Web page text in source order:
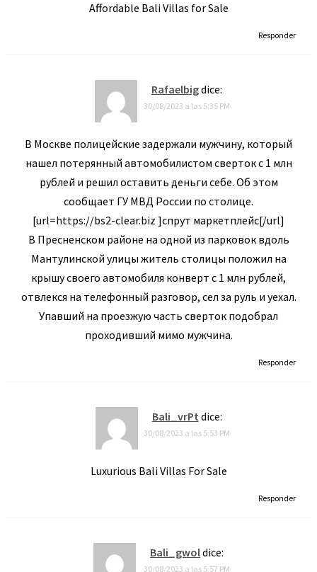
Affordable Bali Villas for Sale
Responder
Rafaelbigdice:
30/08/2023 a las 5:35 PM
В Москве полицейские задержали мужчину, который
нашел потерянный автомобилистом сверток с 1 млн
рублей и решил оставить деньги себе. Об этом
сообщает ГУ МВД России по столице.
[url=https://bs2-clear.biz ]спрут маркетплейс[/url]
В Пресненском районе на одной из парковок вдоль
Мантулинской улицы житель столицы положил на
крышу своего автомобиля конверт с 1 млн рублей,
отвлекся на телефонный разговор, сел за руль и уехал.
Упавший на проезжую часть сверток подобрал
проходивший мимо мужчина.
Responder
Bali_vrPt dice:
30/08/2023 a las 5:53 PM
Luxurious Bali Villas For Sale
Responder
Bali_gwoldice:
30/08/2023 a las 5:57 PM